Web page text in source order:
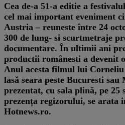
Cea de-a 51-a editie a
cel mai important eveniment
Austria – reuneste între 24
300 de lung- si scurtmetraje
documentare. În ultimii ani
productii românesti a devenit
Anul acesta filmul lui
lasă seara peste Bucuresti sau
prezentat, cu sala plină, pe 25
prezența regizorului, se arata
Hotnews.ro.